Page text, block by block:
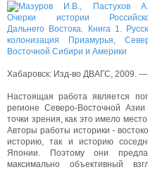
Хабаровск: Изд-во ДВАГС, 2009. —
Настоящая работа является
регионе Северо-Восточной
точки зрения, как это имело
Авторы работы историки -
историю, так и историю
Японии. Поэтому они
максимально объективный